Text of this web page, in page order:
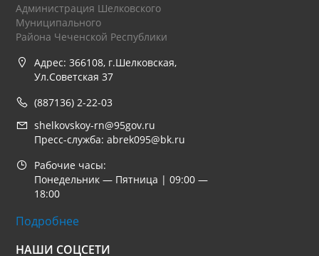
Администрация Шелковского
Муниципального
Района Чеченской Республики
Адрес: 366108, г.Шелковская,
Ул.Советская 37
(887136) 2-22-03
shelkovskoy-rn@95gov.ru
Пресс-служба: abrek095@bk.ru
Рабочие часы:
Понедельник — Пятница | 09:00 —
18:00
Подробнее
НАШИ СОЦСЕТИ